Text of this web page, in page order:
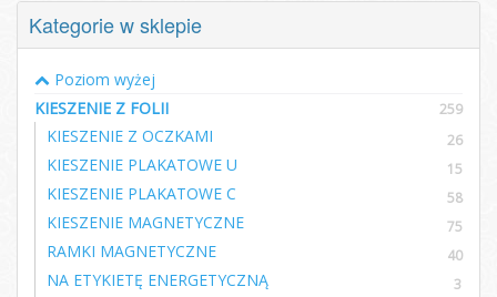
Kategorie w sklepie
Poziom wyżej
KIESZENIE Z FOLII
259
KIESZENIE Z OCZKAMI 26
KIESZENIE PLAKATOWE U 15
KIESZENIE PLAKATOWE C 58
KIESZENIE MAGNETYCZNE 75
RAMKI MAGNETYCZNE 40
NA ETYKIETĘ ENERGETYCZNĄ 3